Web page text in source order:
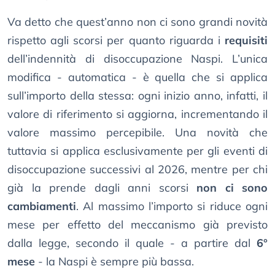
Va detto che quest’anno non ci sono grandi novità
rispetto agli scorsi per quanto riguarda i requisiti
dell’indennità di disoccupazione Naspi. L’unica
modifica - automatica - è quella che si applica
sull’importo della stessa: ogni inizio anno, infatti, il
valore di riferimento si aggiorna, incrementando il
valore massimo percepibile. Una novità che
tuttavia si applica esclusivamente per gli eventi di
disoccupazione successivi al 2026, mentre per chi
già la prende dagli anni scorsi non ci sono
cambiamenti. Al massimo l’importo si riduce ogni
mese per effetto del meccanismo già previsto
dalla legge, secondo il quale - a partire dal 6°
mese - la Naspi è sempre più bassa.